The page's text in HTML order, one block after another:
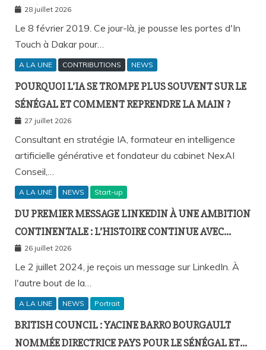
SÉNÉGALAISE ?
28 juillet 2026
Le 8 février 2019. Ce jour-là, je pousse les portes d'In
Touch à Dakar pour…
A LA UNE CONTRIBUTIONS NEWS
POURQUOI L’IA SE TROMPE PLUS SOUVENT SUR LE
SÉNÉGAL ET COMMENT REPRENDRE LA MAIN ?
27 juillet 2026
Consultant en stratégie IA, formateur en intelligence
artificielle générative et fondateur du cabinet NexAI
Conseil,…
A LA UNE NEWS Start-up
DU PREMIER MESSAGE LINKEDIN À UNE AMBITION
CONTINENTALE : L’HISTOIRE CONTINUE AVEC
BIRAHIM FALL ET BICTORYS
26 juillet 2026
Le 2 juillet 2024, je reçois un message sur LinkedIn. À
l'autre bout de la…
A LA UNE NEWS Portrait
BRITISH COUNCIL : YACINE BARRO BOURGAULT
NOMMÉE DIRECTRICE PAYS POUR LE SÉNÉGAL ET